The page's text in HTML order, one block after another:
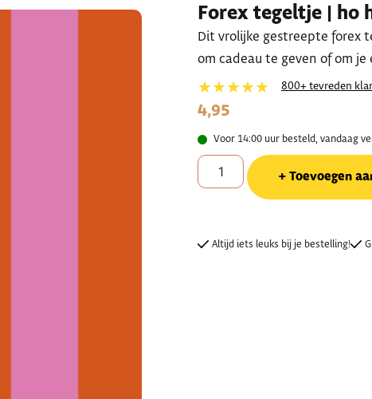
Forex tegeltje | ho
Dit vrolijke gestreepte forex
om cadeau te geven of om
★★★★★ 800+ tevreden
4,95
Voor 14:00 uur besteld, vandaag
Toevoegen
Altijd iets leuks bij je bestelling!